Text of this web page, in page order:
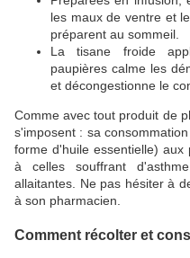
les maux de ventre et
préparent au sommeil.
La tisane froide
paupières calme les
et décongestionne le
Comme avec tout produit de
s'imposent : sa
forme d'huile essentielle) aux
à celles souffrant
allaitantes. Ne pas hésiter à
à son pharmacien.
Comment récolter et